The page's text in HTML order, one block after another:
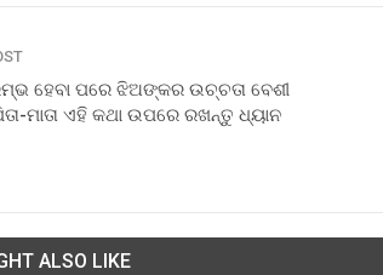
ହେବା ପରେ ଝିଅଙ୍କର ଉଚ୍ଚତା ବେଶୀ
ମାତା ଏହି କଥା ଉପରେ ରଖନ୍ତୁ ଧ୍ୟାନ
ALSO LIKE